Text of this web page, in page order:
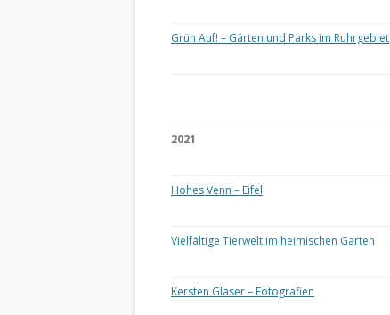
Grün Auf! – Gärten und Parks im Ruhrgebiet
2021
Hohes Venn – Eifel
Vielfältige Tierwelt im heimischen Garten
Kersten Glaser – Fotografien